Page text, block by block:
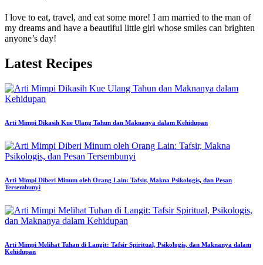
I love to eat, travel, and eat some more! I am married to the man of
my dreams and have a beautiful little girl whose smiles can brighten
anyone’s day!
Latest Recipes
Arti Mimpi Dikasih Kue Ulang Tahun dan Maknanya dalam Kehidupan
Arti Mimpi Diberi Minum oleh Orang Lain: Tafsir, Makna Psikologis, dan Pesan
Tersembunyi
Arti Mimpi Melihat Tuhan di Langit: Tafsir Spiritual, Psikologis, dan Maknanya dalam
Kehidupan